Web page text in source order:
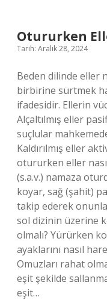
Otururken
Tarih: Aralık 28, 2024
Beden dilinde eller
birbirine sürtmek
ifadesidir. Ellerin
Alçaltılmış eller
suçlular
Kaldırılmış eller
otururken eller
(s.a.v.) namaza
koyar, sağ (şahit)
takip ederek
sol dizinin üzerine
olmalı? Yürürken
ayaklarını nasıl
Omuzları rahat
eşit şekilde
eşit…